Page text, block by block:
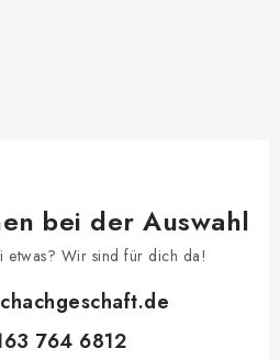
bei der Auswahl
etwas? Wir sind für dich da!
764 6812